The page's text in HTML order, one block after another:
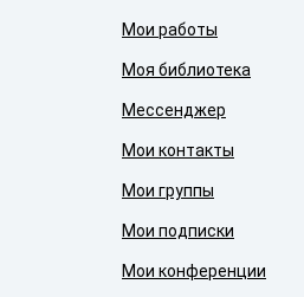
Мои работы
Моя библиотека
Мессенджер
Мои контакты
Мои группы
Мои подписки
Мои конференции